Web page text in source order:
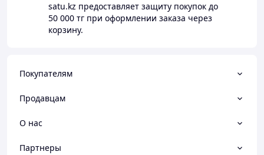
satu.kz предоставляет защиту покупок до
50 000 тг при оформлении заказа через
корзину.
Покупателям
Продавцам
О нас
Партнеры